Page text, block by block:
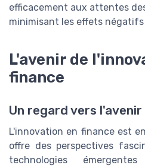
efficacement aux attentes
minimisant les effets négatifs
L'avenir de
finance
Un regard vers
L'innovation en finance est
offre des perspectives
technologies